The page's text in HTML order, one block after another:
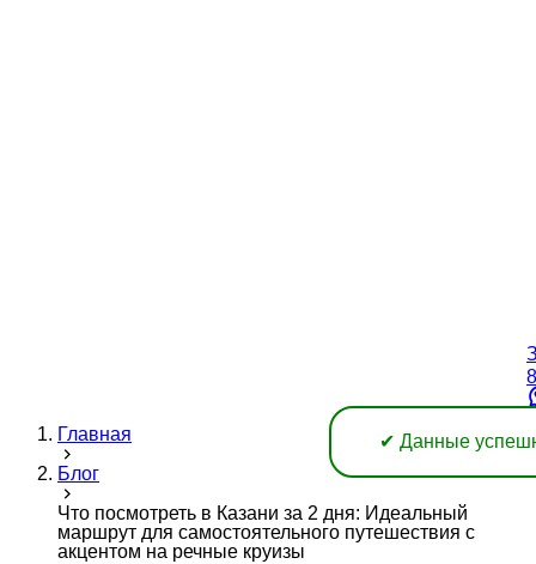
✔ Данные
Главная
Блог
Что посмотреть в Казани за 2 дня: Идеальный
маршрут для самостоятельного путешествия с
акцентом на речные круизы